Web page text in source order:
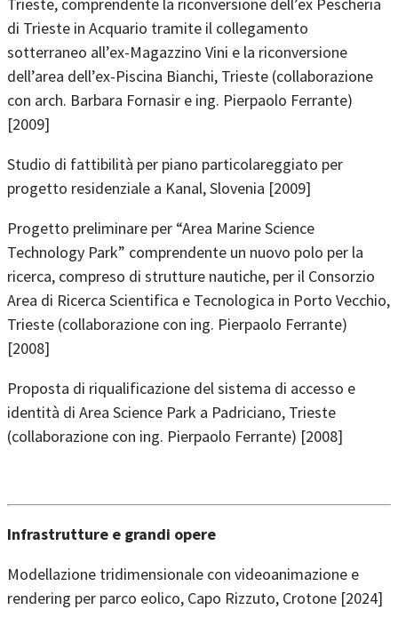
di Trieste in Acquario tramite il collegamento
sotterraneo all’ex-Magazzino Vini e la riconversione
dell’area dell’ex-Piscina Bianchi, Trieste (collaborazione
con arch. Barbara Fornasir e ing. Pierpaolo Ferrante)
[2009]
Studio di fattibilità per piano particolareggiato per
progetto residenziale a Kanal, Slovenia [2009]
Progetto preliminare per “Area Marine Science
Technology Park” comprendente un nuovo polo per la
ricerca, compreso di strutture nautiche, per il Consorzio
Area di Ricerca Scientifica e Tecnologica in Porto Vecchio,
Trieste (collaborazione con ing. Pierpaolo Ferrante)
[2008]
Proposta di riqualificazione del sistema di accesso e
identità di Area Science Park a Padriciano, Trieste
(collaborazione con ing. Pierpaolo Ferrante) [2008]
Infrastrutture e grandi opere
Modellazione tridimensionale con videoanimazione e
rendering per parco eolico, Capo Rizzuto, Crotone [2024]